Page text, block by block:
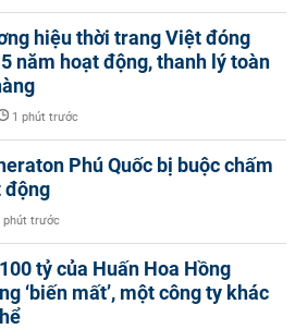
hiệu thời trang Việt đóng
năm hoạt động, thanh lý toàn
1 phút trước
Phú Quốc bị buộc chấm
động
phút trước
tỷ của Huấn Hoa Hồng
‘biến mất’, một công ty khác